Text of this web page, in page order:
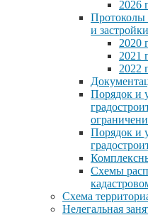
2026
Протоколы
и застройки
2020
2021
2022
Порядок и
Порядок и
Схемы
Схема
Нелегальная